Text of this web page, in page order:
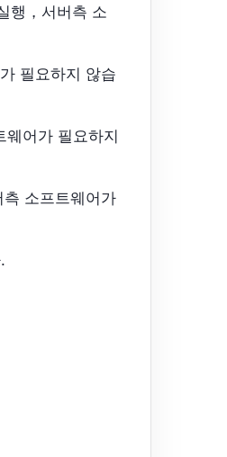
행，서버측 소
필요하지 않습
웨어가 필요하지
소프트웨어가